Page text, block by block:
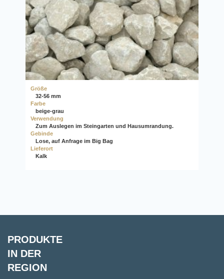
Größe
32-56 mm
Farbe
beige-grau
Verwendung
Zum Auslegen im Steingarten und Hausumrandung.
Gebinde
Lose, auf Anfrage im Big Bag
Lieferort
Kalk
PRODUKTE
IN DER
REGION